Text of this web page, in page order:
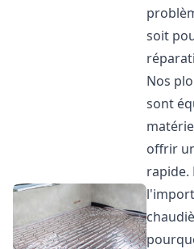
soit
Nos
sont
offrir
rapide.